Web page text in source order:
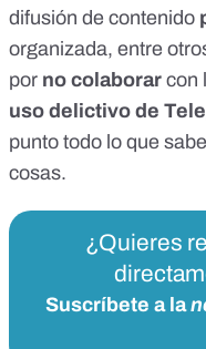
difusión de contenido
organizada, entre
por no colaborar con
uso delictivo de
punto todo lo que
cosas.
¿Quieres
Suscríbete a la